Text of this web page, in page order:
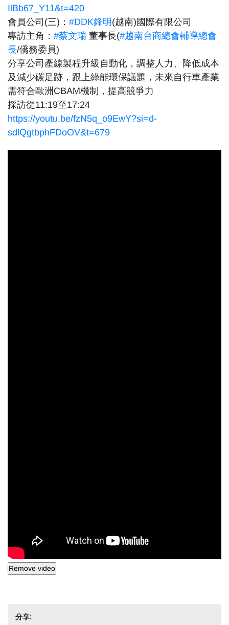
IlBb67_Y11&t=420
會員公司(三)： #DDK鋒明 (越南)國際有限公司
專訪主角： #蔡文瑞 董事長(#越南台商總會輔導總會
長/僑務委員)
分享公司產線製程升級自動化，調整人力、降低成本
及減少碳足跡，跟上綠能環保議題，未來自行車產業
需符合歐洲CBAM機制，提高競爭力
採訪從11:19至17:24
https://youtu.be/fzN5q_o9EwY?si=d-
sdlQgtbphFDoOV&t=679
分享: